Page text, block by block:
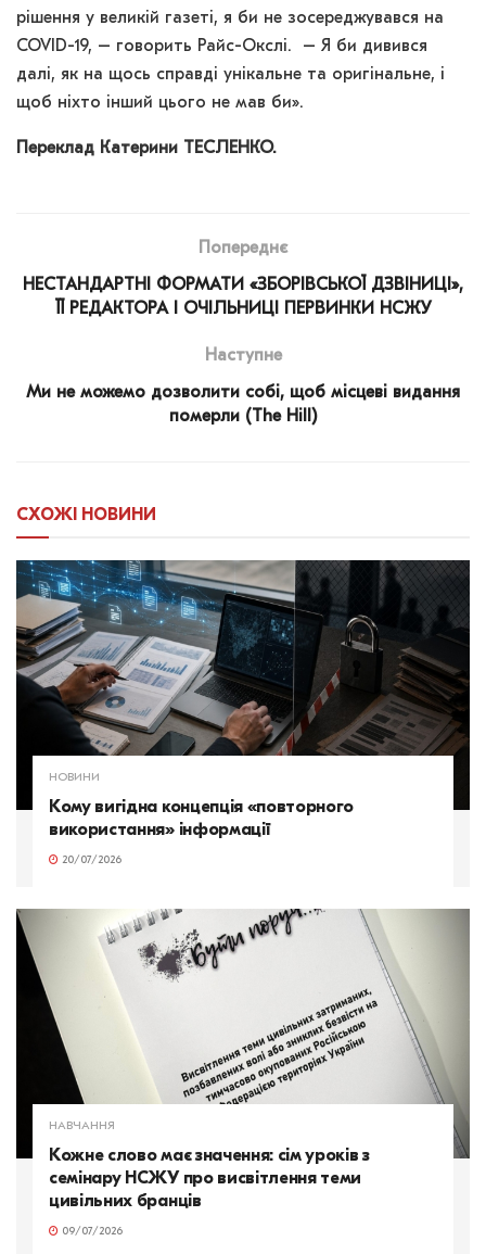
рішення у великій газеті, я би не зосереджувався на
COVID-19, – говорить Райс-Окслі. – Я би дивився
далі, як на щось справді унікальне та оригінальне, і
щоб ніхто інший цього не мав би».
Переклад Катерини ТЕСЛЕНКО.
Попереднє
НЕСТАНДАРТНІ ФОРМАТИ «ЗБОРІВСЬКОЇ ДЗВІНИЦІ»,
ЇЇ РЕДАКТОРА І ОЧІЛЬНИЦІ ПЕРВИНКИ НСЖУ
Наступне
Ми не можемо дозволити собі, щоб місцеві видання
померли (The Hill)
СХОЖІ НОВИНИ
НОВИНИ
Кому вигідна концепція «повторного
використання» інформації
20/07/2026
НАВЧАННЯ
Кожне слово має значення: сім уроків з
семінару НСЖУ про висвітлення теми
цивільних бранців
09/07/2026